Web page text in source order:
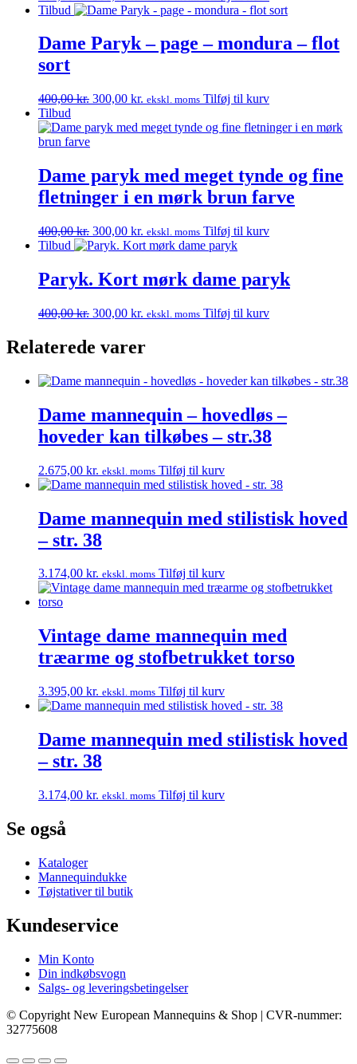
oprindelige
var:
400,00 kr..
aktuelle
300,00 kr..
Tilbud
Dame Paryk – page – mondura – flot
sort
400,00kr. Den
pris
300,00 kr. Den
pris
ekskl. moms Tilføj til kurv
Tilbud
Dame paryk med meget tynde og fine
fletninger i en mørk brun farve
400,00kr. Den
oprindelige
var:
400,00 kr..
300,00 kr. Den
aktuelle
300,00 kr..
ekskl. moms Tilføj til kurv
Tilbud
Paryk. Kort mørk dame paryk
400,00kr. Den
var:
300,00 kr. Den
er:
ekskl. moms Tilføj til kurv
Relaterede varer
Dame mannequin – hovedløs –
hoveder kan tilkøbes – str.38
2.675,00 kr. ekskl. moms Tilføj til kurv
Dame mannequin med stilistisk hoved
– str. 38
3.174,00 kr. ekskl. moms Tilføj til kurv
Vintage dame mannequin med
træarme og stofbetrukket torso
3.395,00 kr. ekskl. moms Tilføj til kurv
Dame mannequin med stilistisk hoved
– str. 38
3.174,00 kr. ekskl. moms Tilføj til kurv
Se også
Kataloger
Mannequindukke
Tøjstativer til butik
Kundeservice
Min Konto
Din indkøbsvogn
Salgs- og leveringsbetingelser
© Copyright New European Mannequins & Shop | CVR-nummer:
32775608